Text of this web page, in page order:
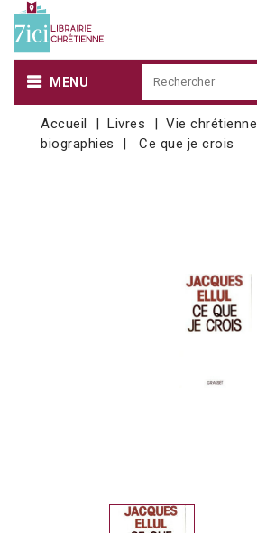
MENU
Accueil Livres Vie chrétienne
biographies
Ce que je crois